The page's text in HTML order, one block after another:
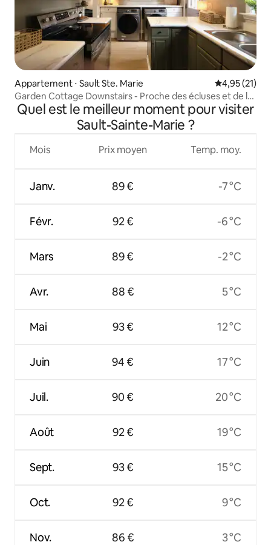
Appartement ⋅ Sault Ste. Marie Évaluation
4,95 (21)
Garden Cottage Downstairs - Proche des écluses et de la
ville
Quel est le meilleur moment pour visiter
Sault-Sainte-Marie ?
Mois
Janv.
Févr.
Mars
Avr.
Mai
Juin
Juil.
Août
Sept.
Oct.
Nov.
Prix moyen
89 €
92 €
89 €
88 €
93 €
94 €
90 €
92 €
93 €
92 €
86 €
Temp. moy.
-7 °C
-6 °C
-2 °C
5 °C
12 °C
17 °C
20 °C
19 °C
15 °C
9 °C
3 °C